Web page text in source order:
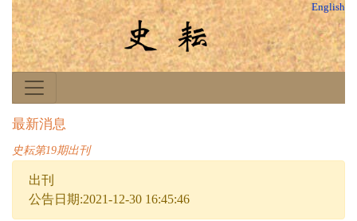
English
最新消息
史耘第19期出刊
出刊
公告日期:2021-12-30 16:45:46